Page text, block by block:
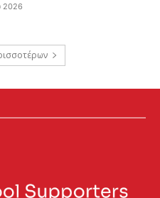
2026